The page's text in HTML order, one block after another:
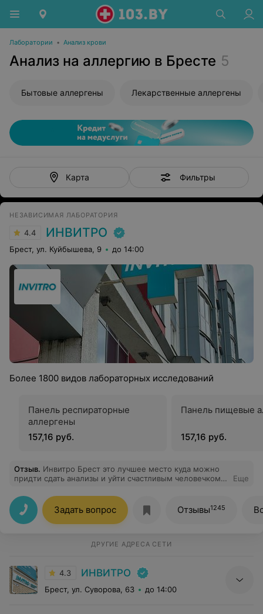
Лаборатории • Анализ крови
Анализ на аллергию в Бресте 5
Бытовые аллергены Лекарственные аллергены
Карта Фильтры
НЕЗАВИСИМАЯ ЛАБОРАТОРИЯ
4.4 ИНВИТРО
Брест, ул. Куйбышева, 9 до 14:00
Более 1800 видов лабораторных исследований
Панель респираторные
аллергены
157,16 руб.
Панель пищевые
157,16 руб.
Отзыв. Инвитро Брест это лучшее место куда можно
придти сдать анализы и уйти счастливым человечком
пациенту. Безболезненность процедуры. Всегда все
вежливы, приятны. Мои врачи всегда Invitro
рекомендуют для обследования,что очень радует!
Всем спасибо.
Еще
Задать вопрос Отзывы1245
ДРУГИЕ АДРЕСА СЕТИ
4.3 ИНВИТРО
Брест, ул. Суворова, 63 до 14:00